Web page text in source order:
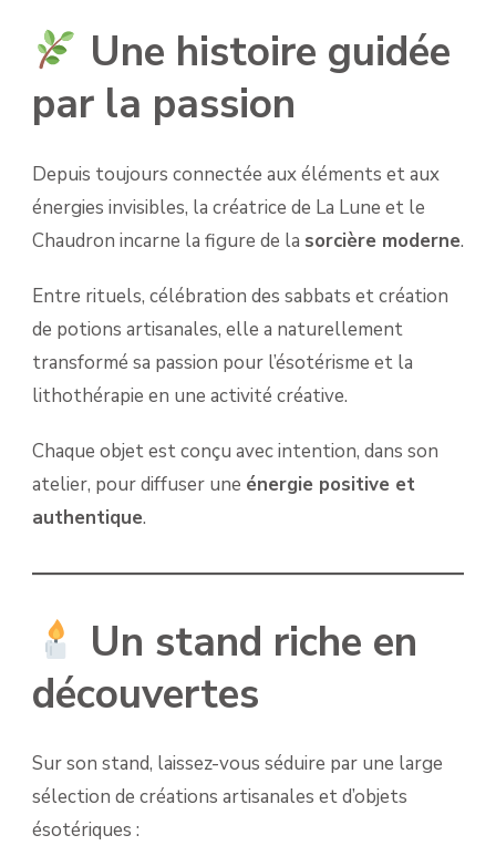
Une histoire guidée
par la passion
Depuis toujours connectée aux éléments et aux
énergies invisibles, la créatrice de La Lune et le
Chaudron incarne la figure de la sorcière moderne.
Entre rituels, célébration des sabbats et création
de potions artisanales, elle a naturellement
transformé sa passion pour l’ésotérisme et la
lithothérapie en une activité créative.
Chaque objet est conçu avec intention, dans son
atelier, pour diffuser une énergie positive et
authentique.
Un stand riche en
découvertes
Sur son stand, laissez-vous séduire par une large
sélection de créations artisanales et d’objets
ésotériques :